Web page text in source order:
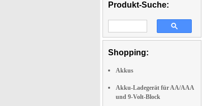
Produkt-Suche:
Shopping:
Akkus
Akku-Ladegerät für AA/AAA
und 9-Volt-Block